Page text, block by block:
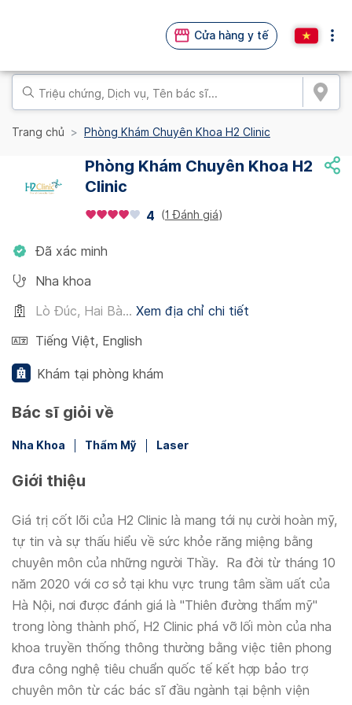
Cửa hàng y tế
Trang chủ Phòng Khám Chuyên Khoa H2 Clinic
Phòng Khám Chuyên Khoa H2
Clinic
4 (1 Đánh giá)
Đã xác minh
Nha khoa
Lò Đúc, Hai Bà... Xem địa chỉ chi tiết
Tiếng Việt, English
Khám tại phòng khám
Bác sĩ giỏi về
Nha Khoa Thẩm Mỹ Laser
Giới thiệu
Giá trị cốt lõi của H2 Clinic là mang tới nụ cười hoàn mỹ,
tự tin và sự thấu hiểu về sức khỏe răng miệng bằng
chuyên môn của những người Thầy. Ra đời từ tháng 10
năm 2020 với cơ sở tại khu vực trung tâm sầm uất của
Hà Nội, nơi được đánh giá là "Thiên đường thẩm mỹ"
trong lòng thành phố, H2 Clinic phá vỡ lối mòn của nha
khoa truyền thống thông thường bằng việc tiên phong
đưa công nghệ tiêu chuẩn quốc tế kết hợp bảo trợ
chuyên môn từ các bác sĩ đầu ngành tại bệnh viện